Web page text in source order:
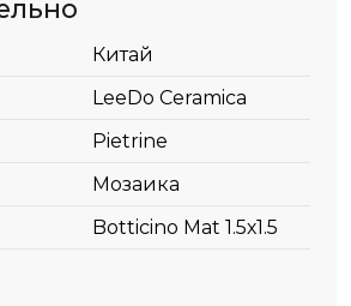
Китай
LeeDo Ceramica
Pietrine
Мозаика
Botticino Mat 1.5х1.5